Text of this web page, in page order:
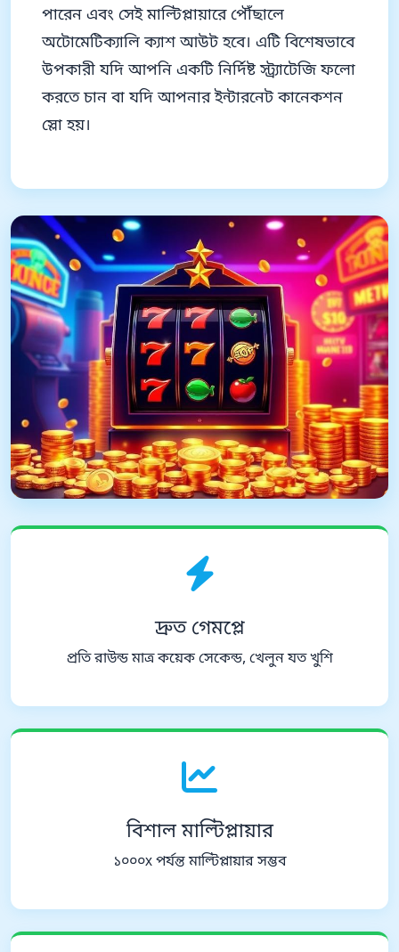
পারেন এবং সেই মাল্টিপ্লায়ারে পৌঁছালে
অটোমেটিক্যালি ক্যাশ আউট হবে। এটি বিশেষভাবে
উপকারী যদি আপনি একটি নির্দিষ্ট স্ট্র্যাটেজি ফলো
করতে চান বা যদি আপনার ইন্টারনেট কানেকশন
স্লো হয়।
দ্রুত গেমপ্লে
প্রতি রাউন্ড মাত্র কয়েক সেকেন্ড, খেলুন যত খুশি
বিশাল মাল্টিপ্লায়ার
১০০০x পর্যন্ত মাল্টিপ্লায়ার সম্ভব